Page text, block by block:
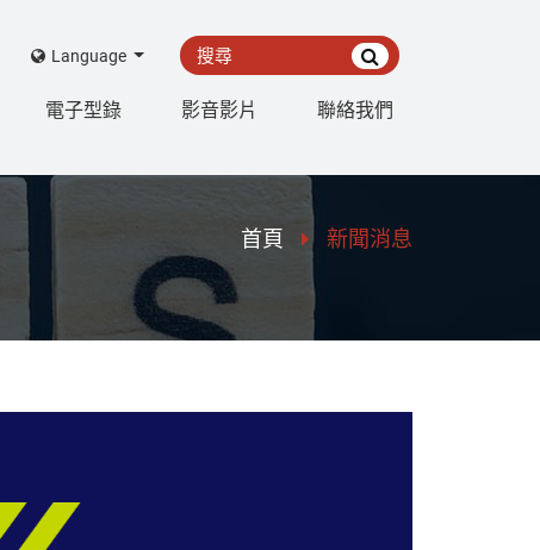
Language
電子型錄 影音影片 聯絡我們
首頁 新聞消息